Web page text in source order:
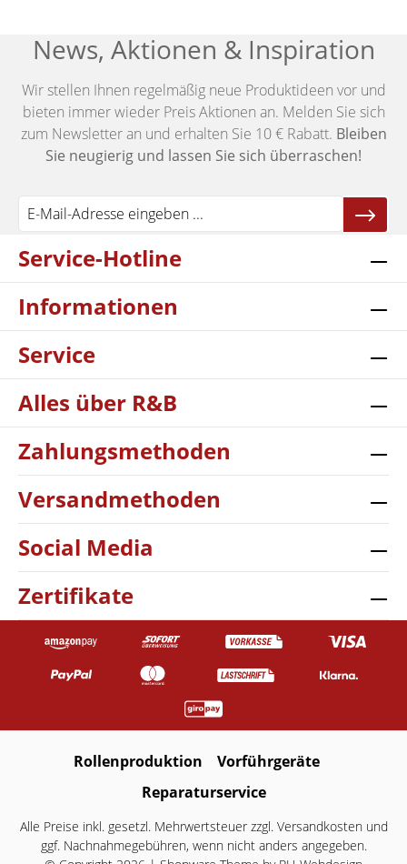
News, Aktionen & Inspiration
Wir stellen Ihnen regelmäßig neue Produktideen vor und
bieten immer wieder Preis Aktionen an. Melden Sie sich
zum Newsletter an und erhalten Sie 10 € Rabatt. Bleiben
Sie neugierig und lassen Sie sich überraschen!
Service-Hotline
Informationen
Service
Alles über R&B
Zahlungsmethoden
Versandmethoden
Social Media
Zertifikate
Rollenproduktion
Vorführgeräte
Reparaturservice
Alle Preise inkl. gesetzl. Mehrwertsteuer zzgl. Versandkostenund
ggf. Nachnahmegebühren, wenn nicht anders angegeben.